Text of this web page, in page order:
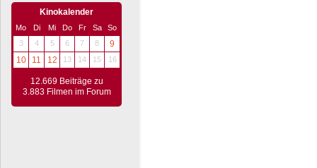
Kinokalender
Mo Di Mi Do Fr Sa
So
3
4 5 6 7 8
9
10
11 12 13 14 15 16
12.669 Beiträge zu
3.883 Filmen im Forum